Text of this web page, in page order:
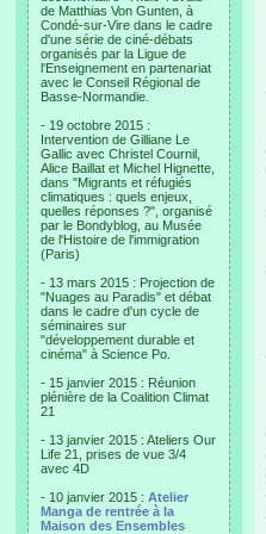
de Matthias Von Gunten, à
Condé-sur-Vire dans le cadre
d'une série de ciné-débats
organisés par la Ligue de
l'Enseignement en partenariat
avec le Conseil Régional de
Basse-Normandie.
- 19 octobre 2015 :
Intervention de Gilliane Le
Gallic avec Christel Cournil,
Alice Baillat et Michel Hignette,
dans "Migrants et réfugiés
climatiques : quels enjeux,
quelles réponses ?", organisé
par le Bondyblog, au Musée
de l'Histoire de l'immigration
(Paris)
- 13 mars 2015 : Projection de
"Nuages au Paradis" et débat
dans le cadre d'un cycle de
séminaires sur
"développement durable et
cinéma" à Science Po.
- 15 janvier 2015 : Réunion
plénière de la Coalition Climat
21
- 13 janvier 2015 : Ateliers Our
Life 21, prises de vue 3/4
avec 4D
- 10 janvier 2015 : Atelier
Manga de rentrée à la
Maison des Ensembles